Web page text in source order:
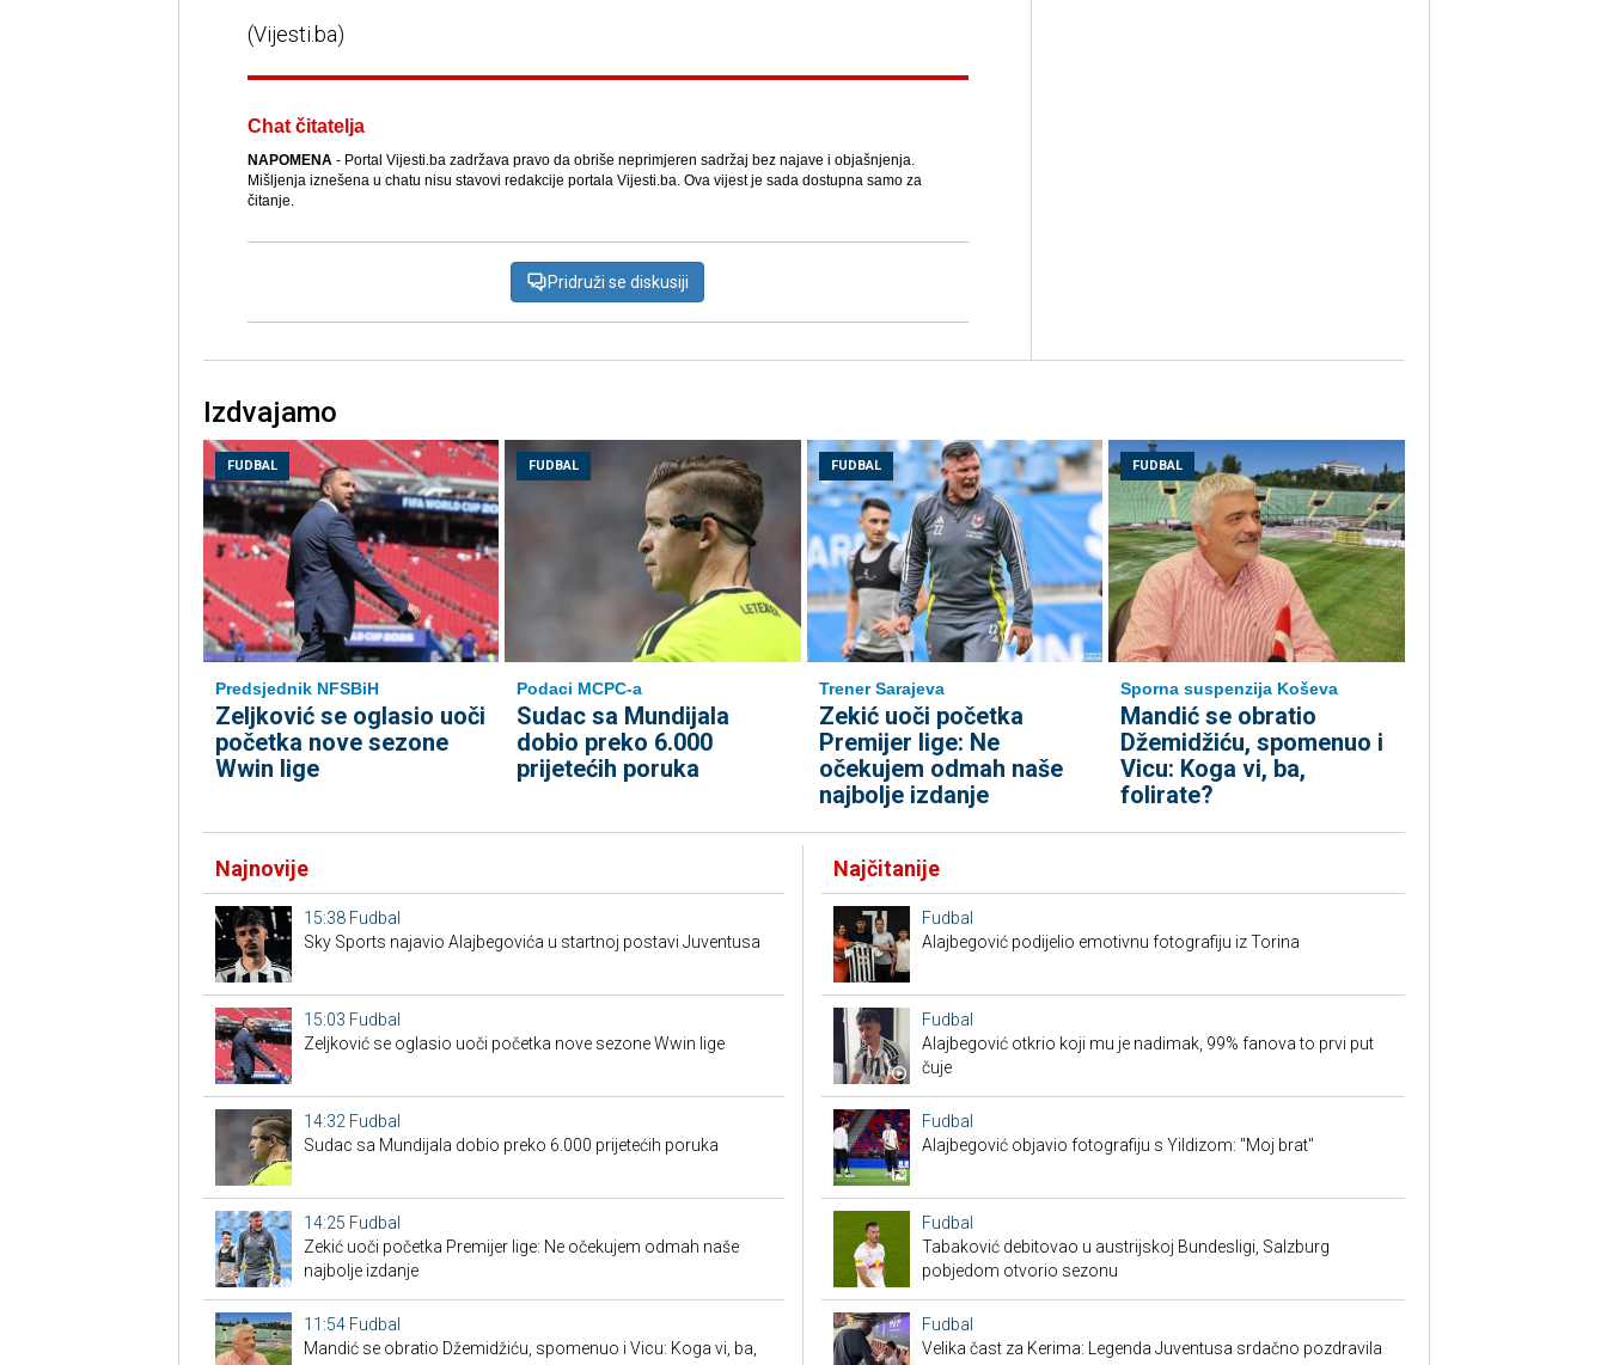
(Vijesti.ba)
Chat čitatelja
NAPOMENA- Portal Vijesti.ba zadržava pravo da obriše neprimjeren sadržaj bez najave i objašnjenja.
Mišljenja iznešena u chatu nisu stavovi redakcije portala Vijesti.ba. Ova vijest je sada dostupna samo za
čitanje.
Pridruži se diskusiji
Izdvajamo
FUDBAL
Predsjednik NFSBiH
Zeljković se oglasio uoči
početka nove sezone
Wwin lige
FUDBAL
Podaci MCPC-a
Sudac sa Mundijala
dobio preko 6.000
prijetećih poruka
FUDBAL
Trener Sarajeva
Zekić uoči početka
Premijer lige: Ne
očekujem odmah naše
najbolje izdanje
FUDBAL
Sporna suspenzija Koševa
Mandić se obratio
Džemidžiću, spomenuo i
Vicu: Koga vi, ba,
folirate?
Najnovije
15:38 Fudbal
Sky Sports najavio Alajbegovića u startnoj postavi Juventusa
15:03 Fudbal
Zeljković se oglasio uoči početka nove sezone Wwin lige
14:32 Fudbal
Sudac sa Mundijala dobio preko 6.000 prijetećih poruka
14:25 Fudbal
Zekić uoči početka Premijer lige: Ne očekujem odmah naše
najbolje izdanje
11:54 Fudbal
Mandić se obratio Džemidžiću, spomenuo i Vicu: Koga vi, ba,
Najčitanije
Fudbal
Alajbegović podijelio emotivnu fotografiju iz Torina
Fudbal
Alajbegović otkrio koji mu je nadimak, 99% fanova to prvi put
čuje
Fudbal
Alajbegović objavio fotografiju s Yildizom: "Moj brat"
Fudbal
Tabaković debitovao u austrijskoj Bundesligi, Salzburg
pobjedom otvorio sezonu
Fudbal
Velika čast za Kerima: Legenda Juventusa srdačno pozdravila